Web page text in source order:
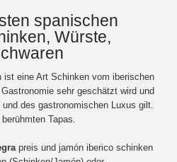
spanischen
Würste,
eine Art Schinken vom iberischen
sehr geschätzt wird und
des gastronomischen Luxus gilt.
Tapas.
preis und jamón iberico schinken